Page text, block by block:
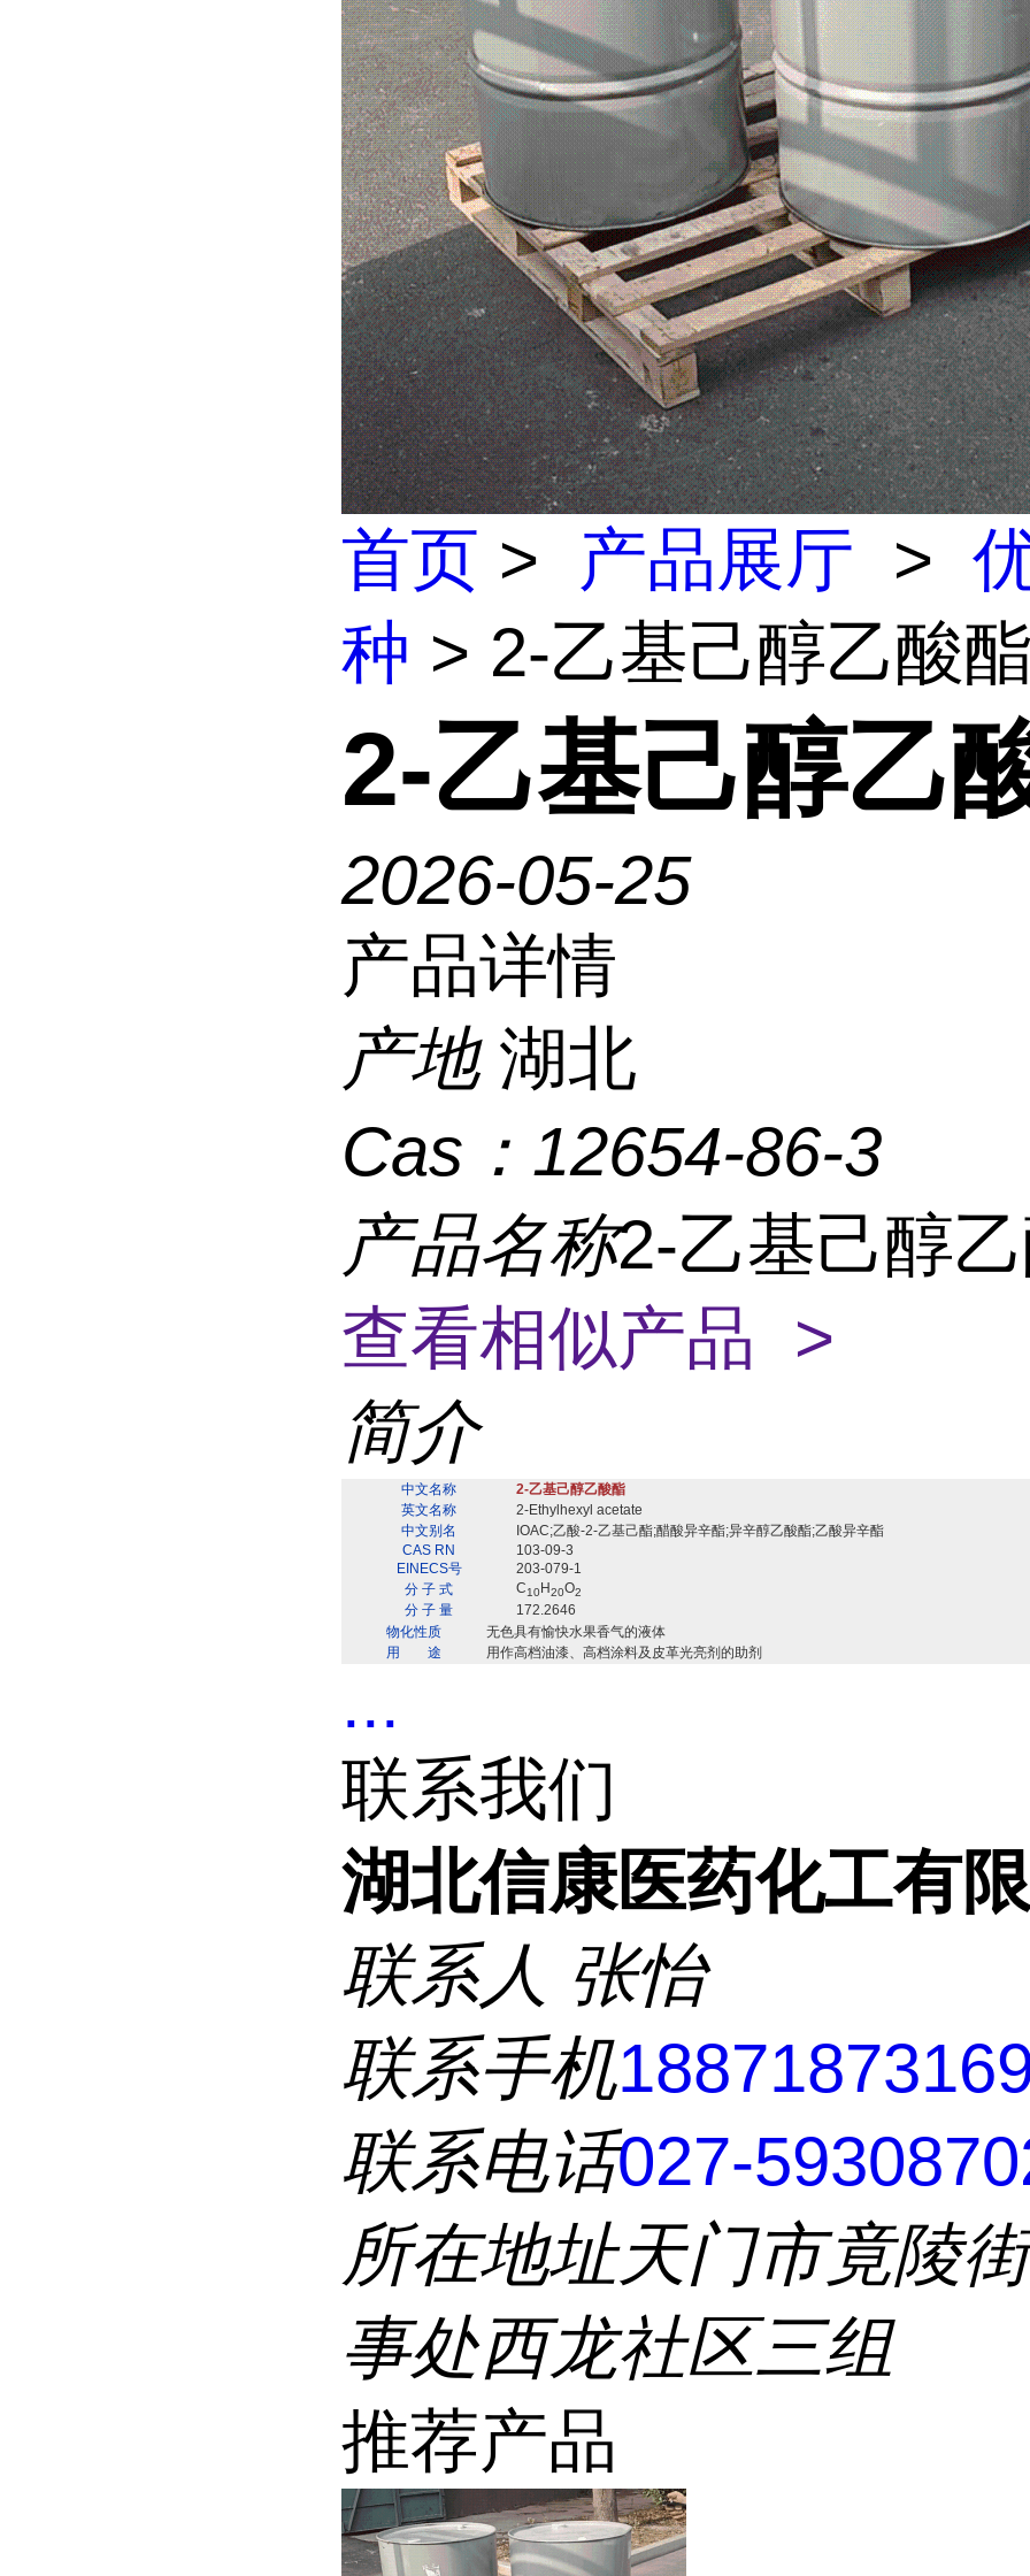
首页 > 产品展厅 >
种 > 2-乙基己醇乙酸
2-乙基己醇乙
2026-05-25
产品详情
产地 湖北
Cas： 12654-86-3
产品名称2-乙基己醇
查看相似产品 >
简介
中文名称
2-乙基己醇乙酸酯
英文名称
2-Ethylhexyl acetate
中文别名
IOAC;乙酸-2-乙基己酯;醋酸异辛酯;异辛醇乙酸酯;乙酸异辛酯
CAS RN
103-09-3
EINECS号
203-079-1
分 子 式
C10H20O2
分 子 量
172.2646
物化性质
无色具有愉快水果香气的液体
用 途
用作高档油漆、高档涂料及皮革光亮剂的助剂
...
联系我们
湖北信康医药化工有
联系人 张怡
联系手机
联系电话027-
所在地址天门市竟陵
事处西龙社区三组
推荐产品